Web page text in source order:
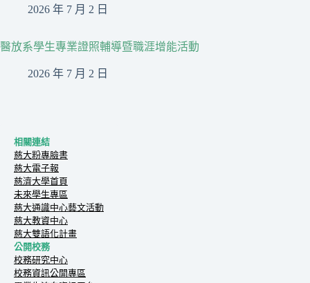
2026 年 7 月 2 日
醫放系學生專業證照輔導暨職涯增能活動
2026 年 7 月 2 日
相關連結
慈大粉專臉書
慈大電子報
慈濟大學首頁
未來學生專區
慈大通識中心藝文活動
慈大教資中心
慈大雙語化計畫
公開校務
校務研究中心
校務資訊公開專區